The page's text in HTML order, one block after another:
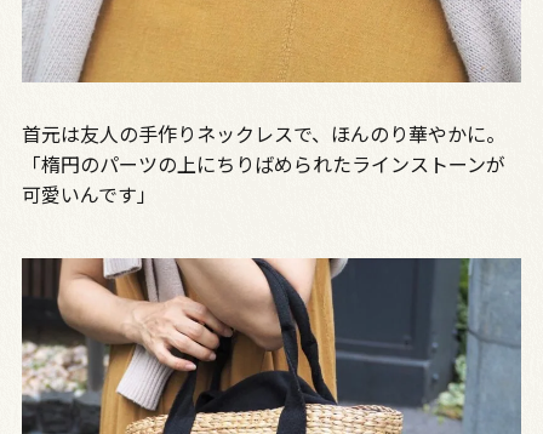
首元は友人の手作りネックレスで、ほんのり華やかに。
「楕円のパーツの上にちりばめられたラインストーンが
可愛いんです」